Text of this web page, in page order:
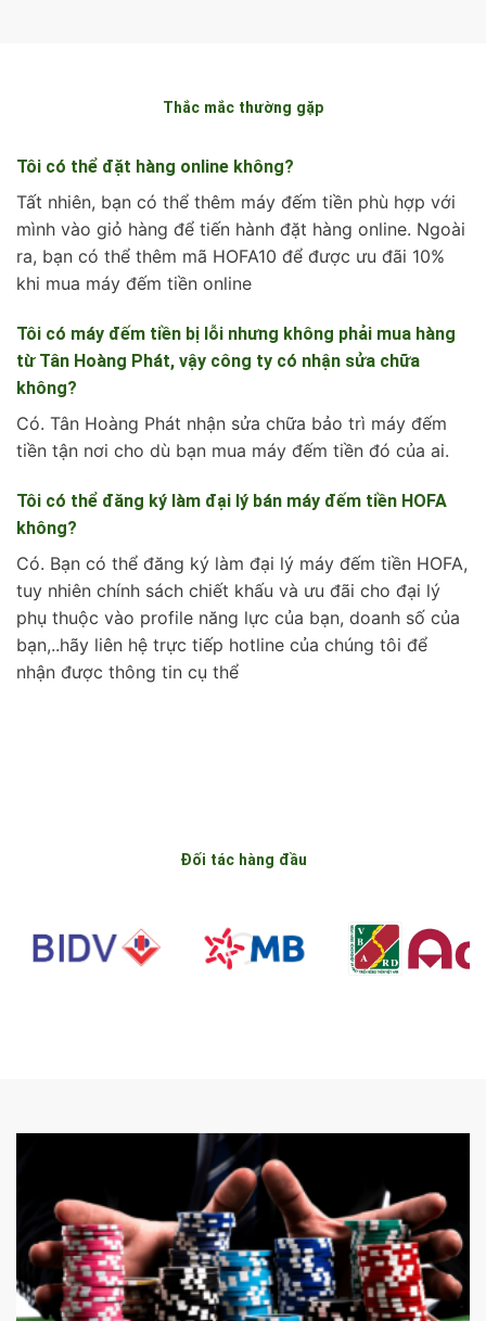
Thắc mắc thường gặp
Tôi có thể đặt hàng online không?
Tất nhiên, bạn có thể thêm máy đếm tiền phù hợp với
mình vào giỏ hàng để tiến hành đặt hàng online. Ngoài
ra, bạn có thể thêm mã HOFA10 để được ưu đãi 10%
khi mua máy đếm tiền online
Tôi có máy đếm tiền bị lỗi nhưng không phải mua hàng
từ Tân Hoàng Phát, vậy công ty có nhận sửa chữa
không?
Có. Tân Hoàng Phát nhận sửa chữa bảo trì máy đếm
tiền tận nơi cho dù bạn mua máy đếm tiền đó của ai.
Tôi có thể đăng ký làm đại lý bán máy đếm tiền HOFA
không?
Có. Bạn có thể đăng ký làm đại lý máy đếm tiền HOFA,
tuy nhiên chính sách chiết khấu và ưu đãi cho đại lý
phụ thuộc vào profile năng lực của bạn, doanh số của
bạn,..hãy liên hệ trực tiếp hotline của chúng tôi để
nhận được thông tin cụ thể
Đối tác hàng đầu